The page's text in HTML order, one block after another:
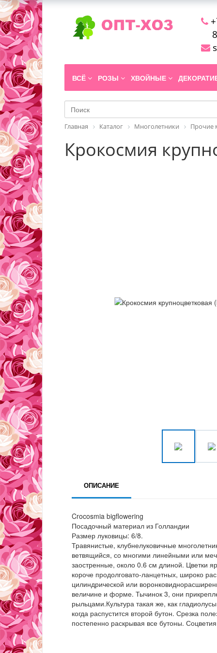
ВСЁ РОЗЫ ХВОЙНЫЕ
Главная Каталог Многолетники Прочие
Крокосмия
ОПИСАНИЕ
Crocosmia bigflowering
Посадочный материал из Голландии
Размер луковицы: 6/8.
Травянистые, клубнелуковичные
ветвящийся, со многими линейными или
заостренные, около 0.6 см длиной. Цветки
короче продолговато-ланцетных, широко
цилиндрической или
величине и форме. Тычинок 3, они
рыльцами.Культура такая же, как
когда распустится второй бутон. Срезка
постепенно раскрывая все бутоны.